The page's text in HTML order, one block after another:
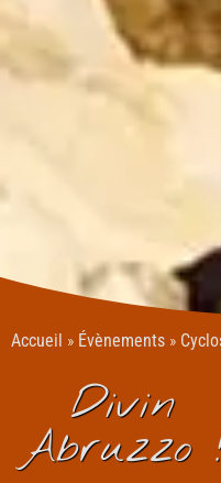
Accueil » Évènements »
Divin
Abruzzo